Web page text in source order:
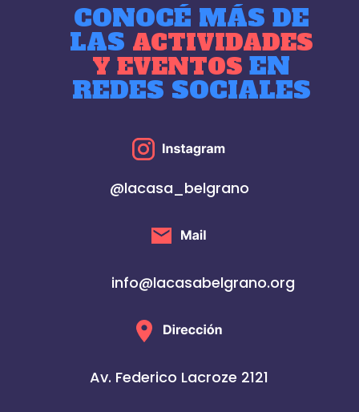
CONOCÉ MÁS DE
LAS ACTIVIDADES
Y EVENTOSEN
REDES SOCIALES
@lacasa_belgrano
info@lacasabelgrano.org
Av. Federico Lacroze 2121